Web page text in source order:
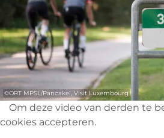
©ORT MPSL/Pancake!, Visit Luxembourg
Om deze video van derden te
cookies accepteren.